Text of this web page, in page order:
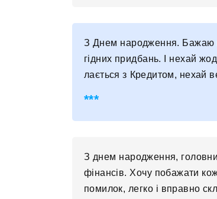
З Днем народження. Бажаю
гідних придбань. І нехай
лається з Кредитом, нехай
З днем ​​народження, головний
фінансів. Хочу побажати
помилок, легко і вправно